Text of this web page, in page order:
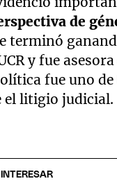
de
terminó
y fue
fue uno
el litigio judicial.